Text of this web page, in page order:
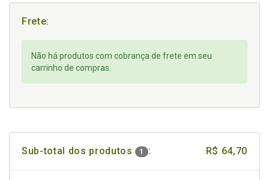
Frete:
Não há produtos com cobrança de frete em seu
carrinho de compras.
Sub-total dos produtos 1 : R$ 64,70